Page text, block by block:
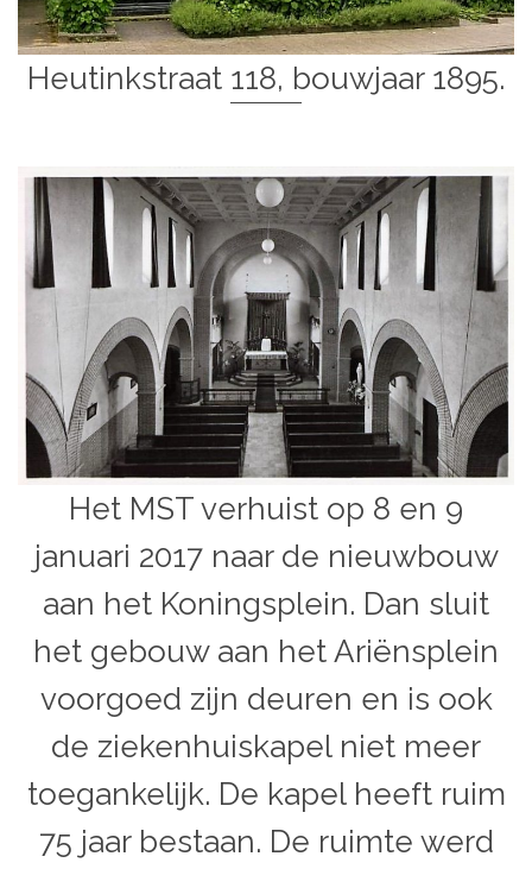
Heutinkstraat 118, bouwjaar 1895.
Het MST verhuist op 8 en 9
januari 2017 naar de nieuwbouw
aan het Koningsplein. Dan sluit
het gebouw aan het Ariënsplein
voorgoed zijn deuren en is ook
de ziekenhuiskapel niet meer
toegankelijk. De kapel heeft ruim
75 jaar bestaan. De ruimte werd